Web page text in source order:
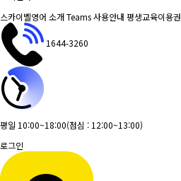
스카이벨영어 소개Teams 사용안내 평생교육이용권
1644-3260
평일 10:00~18:00(점심 : 12:00~13:00)
로그인